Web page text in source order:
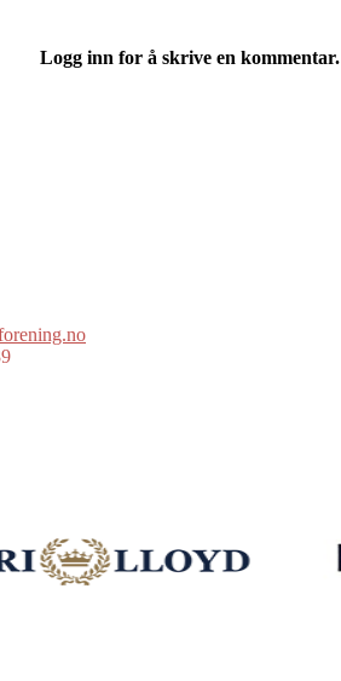
Logg inn for å skrive en kommentar.